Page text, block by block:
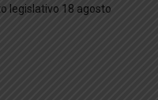
legislativo 18 agosto